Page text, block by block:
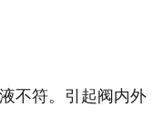
不符。引起阀内外